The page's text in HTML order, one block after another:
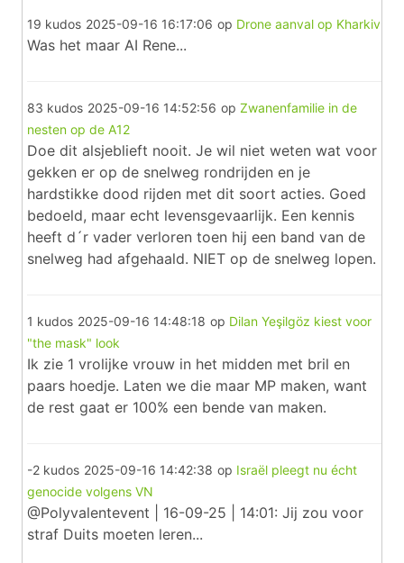
19 kudos 2025-09-16 16:17:06 op Drone aanval op Kharkiv
Was het maar AI Rene...
83 kudos 2025-09-16 14:52:56 op Zwanenfamilie in de
nesten op de A12
Doe dit alsjeblieft nooit. Je wil niet weten wat voor
gekken er op de snelweg rondrijden en je
hardstikke dood rijden met dit soort acties. Goed
bedoeld, maar echt levensgevaarlijk. Een kennis
heeft d´r vader verloren toen hij een band van de
snelweg had afgehaald. NIET op de snelweg lopen.
1 kudos 2025-09-16 14:48:18 op Dilan Yeşilgöz kiest voor
"the mask" look
Ik zie 1 vrolijke vrouw in het midden met bril en
paars hoedje. Laten we die maar MP maken, want
de rest gaat er 100% een bende van maken.
-2 kudos 2025-09-16 14:42:38 op Israël pleegt nu écht
genocide volgens VN
@Polyvalentevent | 16-09-25 | 14:01: Jij zou voor
straf Duits moeten leren...